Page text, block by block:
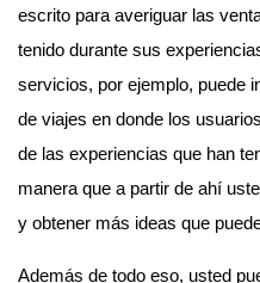
escrito para averiguar las
tenido durante sus
servicios, por ejemplo, puede
de viajes en donde los
de las experiencias que han
manera que a partir de ahí
y obtener más ideas que
Además de todo eso, usted